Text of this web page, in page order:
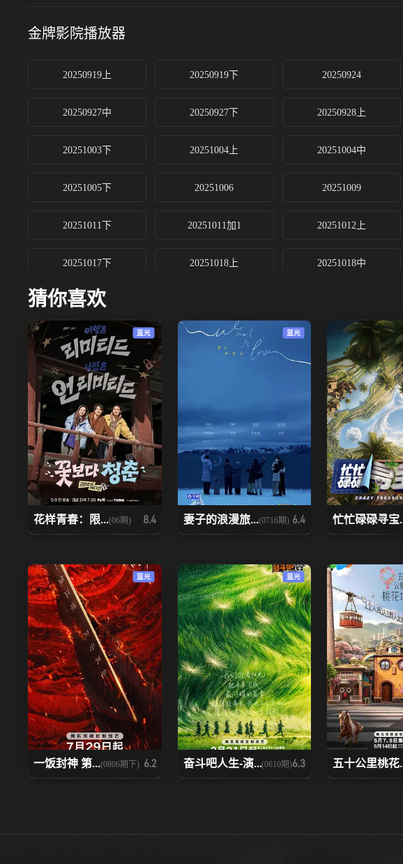
金牌影院播放器
20250919上 20250919下 20250924
20250927中 20250927下 20250928上
20251003下 20251004上 20251004中
20251005下 20251006 20251009
20251011下 20251011加1 20251012上
20251017下 20251018上 20251018中
20251019下
20251025下 20251025加1 20251026上
20251030 20251031下
20251102上 20251103
20251107中 20251107下 20251108上
20251108加3 20251109上 20251109中
20251111下 20251112 20251113
20251115下 20251115加1 20251116上
20251120 20251121上 20251121下
20251123下 20251124 20251125上
20251128下 20251129上 20251129中
20251201 20251202 20251203
20251206中 20251206下 20251207上
猜你喜欢
蓝光
花样青春：限...(06期) 8.4
蓝光
妻子的浪漫旅...(0716期) 6.4 忙忙碌碌寻宝
蓝光
一饭封神 第...(0806期下) 6.2
蓝光
奋斗吧人生-演...(0610期)6.3 五十公里桃花